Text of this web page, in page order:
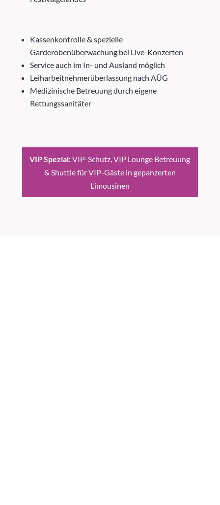
Kassenkontrolle & spezielle
Garderobenüberwachung bei Live-Konzerten
Service auch im In- und Ausland möglich
Leiharbeitnehmerüberlassung nach AÜG
Medizinische Betreuung durch eigene
Rettungssanitäter
VIP Spezial:VIP-Schutz, VIP Lounge Betreuung
& Shuttle für VIP-Gäste in gepanzerten
Limousinen